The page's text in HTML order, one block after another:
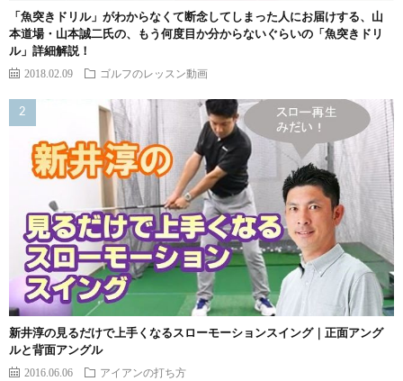
「魚突きドリル」がわからなくて断念してしまった人にお届けする、山
本道場・山本誠二氏の、もう何度目か分からないぐらいの「魚突きドリ
ル」詳細解説！
2018.02.09 ゴルフのレッスン動画
新井淳の見るだけで上手くなるスローモーションスイング｜正面アング
ルと背面アングル
2016.06.06 アイアンの打ち方